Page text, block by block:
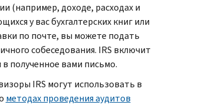
(например, доходе, расходах и
у вас бухгалтерских книг или
по почте, вы можете подать
собеседования. IRS включит
полученное вами письмо.
IRS могут использовать в
методах проведения аудитов